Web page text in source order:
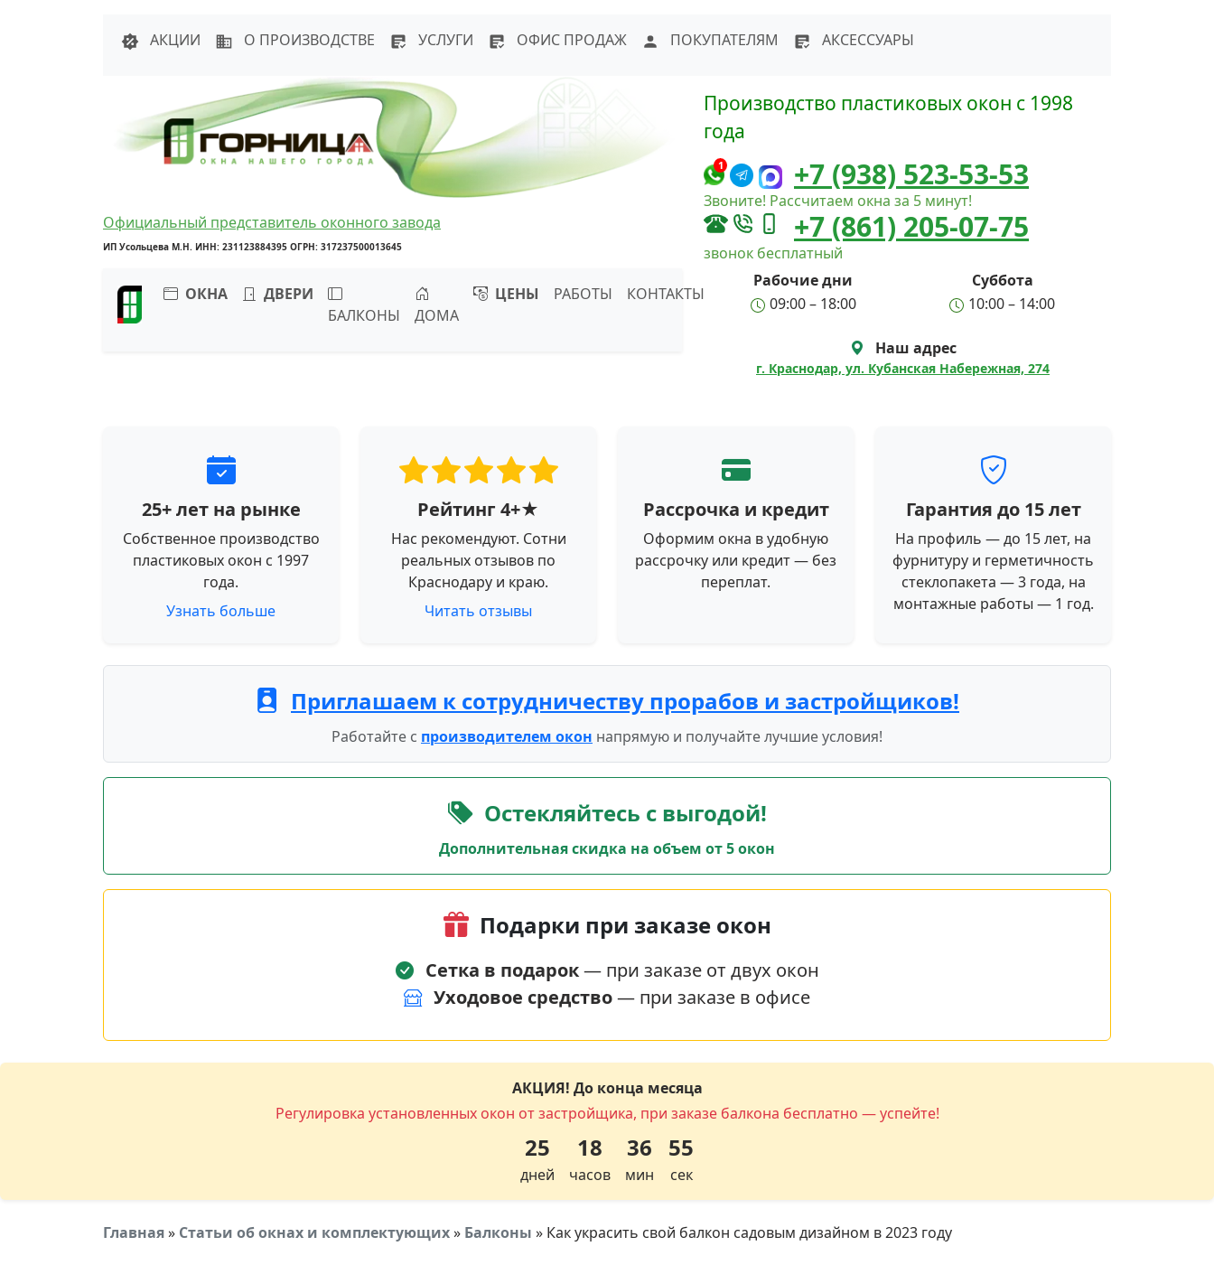
АКЦИИ
О ПРОИЗВОДСТВЕ УСЛУГИ ОФИС ПРОДАЖ ПОКУПАТЕЛЯМ АКСЕССУАРЫ
Официальный представитель оконного завода
ИП Усольцева М.Н. ИНН: 231123884395 ОГРН: 317237500013645
ОКНА
ДВЕРИ
БАЛКОНЫ
ДОМА
ЦЕНЫ РАБОТЫ КОНТАКТЫ
Производство пластиковых окон с 1998
года
1 +7 (938) 523-53-53
Звоните! Рассчитаем окна за 5 минут!
+7 (861) 205-07-75
звонок бесплатный
Рабочие дни
Суббота
09:00 – 18:00
10:00 – 14:00
Наш адрес
г. Краснодар, ул. Кубанская Набережная, 274
25+ лет на рынке
Собственное производство
пластиковых окон с 1997
года.
Узнать больше
Рейтинг 4+★
Нас рекомендуют. Сотни
реальных отзывов по
Краснодару и краю.
Читать отзывы
Рассрочка и кредит
Оформим окна в удобную
рассрочку или кредит — без
переплат.
Гарантия до 15 лет
На профиль — до 15 лет, на
фурнитуру и герметичность
стеклопакета — 3 года, на
монтажные работы — 1 год.
Приглашаем к сотрудничеству прорабов и застройщиков!
Работайте с производителем окон напрямую и получайте лучшие условия!
Остекляйтесь с выгодой!
Дополнительная скидка на объем от 5 окон
Подарки при заказе окон
Сетка в подарок— при заказе от двух окон
Уходовое средство— при заказе в офисе
АКЦИЯ! До конца месяца
Регулировка установленных окон от застройщика, при заказе балкона бесплатно — успейте!
25
дней
18
часов
36
мин
55
сек
Главная» Статьи об окнах и комплектующих» Балконы » Как украсить свой балкон садовым дизайном в 2023 году